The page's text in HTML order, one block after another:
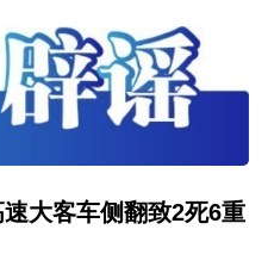
大客车侧翻致2死6重